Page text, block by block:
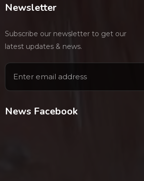
Newsletter
Subscribe our newsletter to get our
latest updates & news.
News Facebook